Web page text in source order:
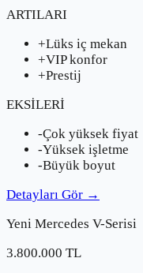
ARTILARI
+Lüks iç mekan
+VIP konfor
+Prestij
EKSİLERİ
-Çok yüksek fiyat
-Yüksek işletme
-Büyük boyut
Detayları Gör →
Yeni Mercedes V-Serisi
3.800.000 TL